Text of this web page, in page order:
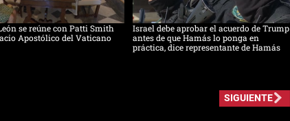
se reúne con Patti Smith
Apostólico del Vaticano
Israel debe aprobar el acuerdo de Trump
antes de que Hamás lo ponga en
práctica, dice representante de Hamás
SIGUIENTE